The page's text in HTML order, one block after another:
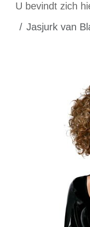
U bevindt zich
Jasjurk van